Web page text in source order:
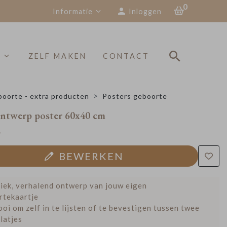
Informatie Inloggen
0
ZELF MAKEN CONTACT
- extra producten Posters geboorte
poster 60x40 cm
BEWERKEN
verhalend ontwerp van jouw eigen
om zelf in te lijsten of te bevestigen tussen twee